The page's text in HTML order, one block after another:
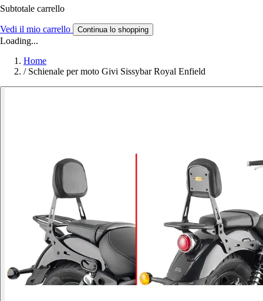
Subtotale carrello
Vedi il mio carrello Continua lo shopping
Loading...
Home
/ Schienale per moto Givi Sissybar Royal Enfield